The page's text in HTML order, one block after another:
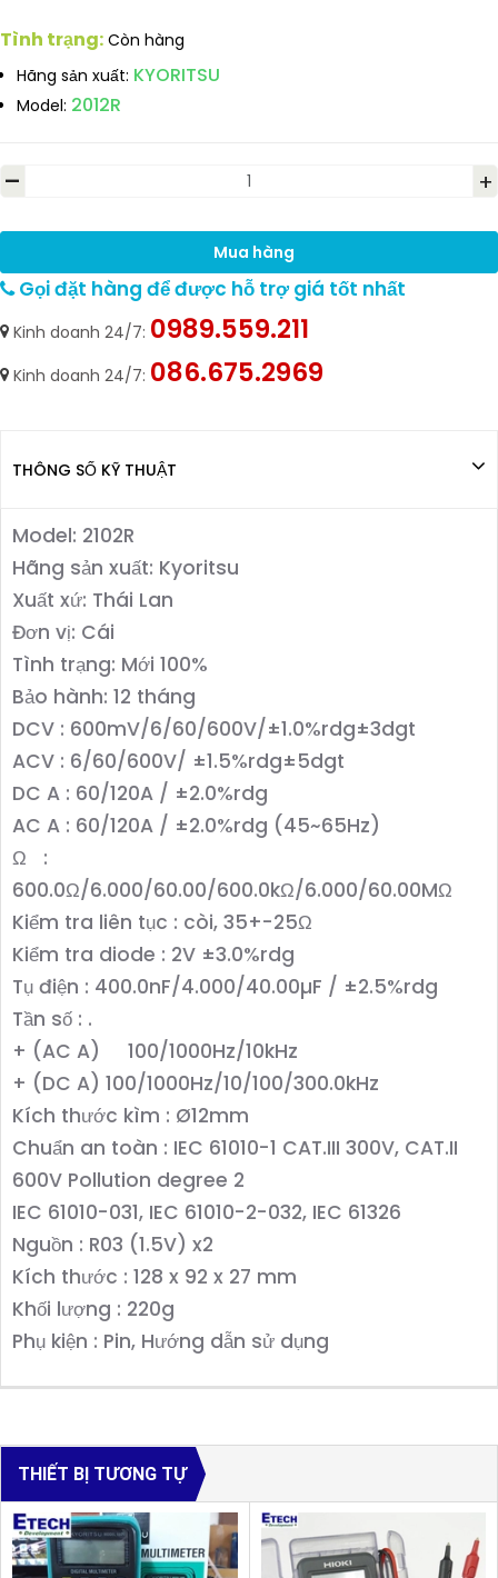
Tình trạng: Còn hàng
Hãng sản xuất: KYORITSU
Model: 2012R
- +
Mua hàng
Gọi đặt hàng để được hỗ trợ giá tốt nhất
Kinh doanh 24/7: 0989.559.211
Kinh doanh 24/7: 086.675.2969
THÔNG SỐ KỸ THUẬT
Model: 2102R
Hãng sản xuất: Kyoritsu
Xuất xứ: Thái Lan
Đơn vị: Cái
Tình trạng: Mới 100%
Bảo hành: 12 tháng
DCV : 600mV/6/60/600V/±1.0%rdg±3dgt
ACV : 6/60/600V/ ±1.5%rdg±5dgt
DC A : 60/120A / ±2.0%rdg
AC A : 60/120A / ±2.0%rdg (45~65Hz)
Ω :
600.0Ω/6.000/60.00/600.0kΩ/6.000/60.00MΩ
Kiểm tra liên tục : còi, 35+-25Ω
Kiểm tra diode : 2V ±3.0%rdg
Tụ điện : 400.0nF/4.000/40.00µF / ±2.5%rdg
Tần số : .
+ (AC A) 100/1000Hz/10kHz
+ (DC A) 100/1000Hz/10/100/300.0kHz
Kích thước kìm : Ø12mm
Chuẩn an toàn : IEC 61010-1 CAT.III 300V, CAT.II
600V Pollution degree 2
IEC 61010-031, IEC 61010-2-032, IEC 61326
Nguồn : R03 (1.5V) x2
Kích thước : 128 x 92 x 27 mm
Khối lượng : 220g
Phụ kiện : Pin, Hướng dẫn sử dụng
THIẾT BỊ TƯƠNG TỰ